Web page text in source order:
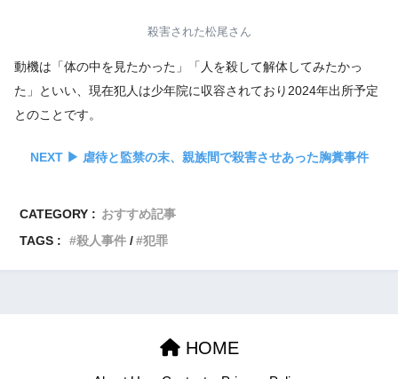
殺害された松尾さん
動機は「体の中を見たかった」「人を殺して解体してみたかっ
た」といい、現在犯人は少年院に収容されており2024年出所予定
とのことです。
NEXT ▶︎ 虐待と監禁の末、親族間で殺害させあった胸糞事件
CATEGORY : おすすめ記事
TAGS :
殺人事件 犯罪
HOME